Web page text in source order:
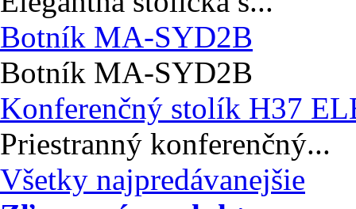
Jedálenská stolička
Elegantná stolička s...
Botník MA-SYD2B
Botník MA-SYD2B
Konferenčný stolík H37
Priestranný konferenčný...